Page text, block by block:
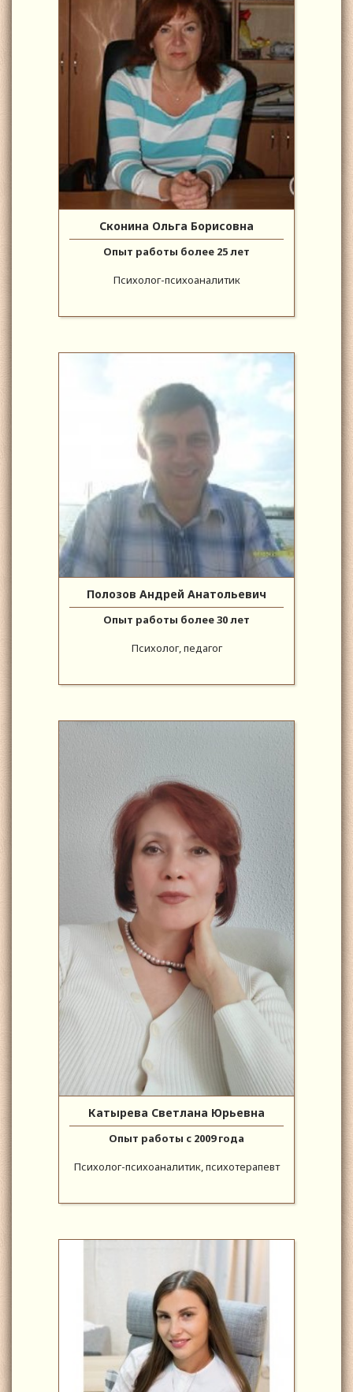
Сконина Ольга Борисовна
Опыт работы более 25 лет
Психолог-психоаналитик
Полозов Андрей Анатольевич
Опыт работы более 30 лет
Психолог, педагог
Катырева Светлана Юрьевна
Опыт работы с 2009 года
Психолог-психоаналитик, психотерапевт